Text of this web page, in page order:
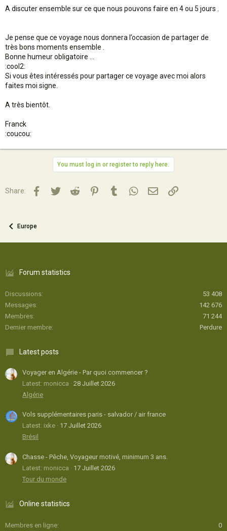
A discuter ensemble sur ce que nous pouvons faire en 4 ou 5 jours .
Je pense que ce voyage nous donnera l’occasion de partager de
très bons moments ensemble .
Bonne humeur obligatoire ...
:cool2:
Si vous êtes intéressés pour partager ce voyage avec moi alors
faites moi signe.
A très bientôt.
Franck
:coucou:
You must log in or register to reply here.
Share: Facebook
TwitterReddit PinterestTumblrWhatsApp
Email Lien
Europe
Forum statistics
Discussions
53 408
Messages
142 676
Membres
71 244
Dernier membre
Perdure
Latest posts
Voyager en Algérie - Par quoi commencer ?
Latest: monicca
28 Juillet 2026
Algérie
Vols supplémentaires paris - salvador / air france
Latest: ixke
17 Juillet 2026
Brésil
Chasse - Pêche, Voyageur motivé, minimum 3 ans.
Latest: monicca
17 Juillet 2026
Tour du monde
Online statistics
Membres en ligne 0